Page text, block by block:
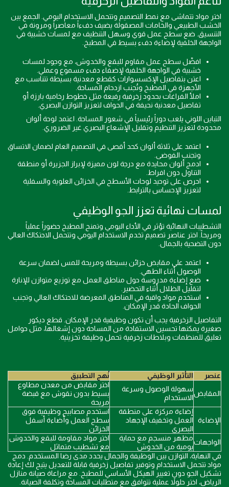
اختر مواد تتماشى مع نمط التصميم وتتحمل الاستخدام اليومي. الجمع بين
الخشب الطبيعي والخامات المصقولة يضيف دفءاً معاصراً ومرونة في
التنسيق. ضع سطح عمل قوي وسهل التنظيف مع لمسات خشبية في
الواجهة الخلفية لإضاءة دفء بسيط في المطبخ.
افضّل سطح عمل مقاوم للبقع والخدوش، مع وجود لمسات
خشبية في الواجهة الخلفية لإضفاء دفء مسموع وعملي.
اعتن بتفاصيل الإكسسوارات كقطع معدنية بسيطة تتناسب مع
الأجهزة في المطبخ وتُجنب ازدحام المساحة.
املأ الفراغات بحدود زخرفية رفيعة مثل خطوط رخامية بارزة أو
تفاصيل معدنية نحيفة في الحواف لتعزيز التوازن البصري.
التباين اللوني يلعب دوراً رئيسياً في شعور المساحة. اعتمد لوحة ألوان
محدودة لتعزيز التنظيم وتقليل الإشعاع البصري غير الضروري.
اعتمد على ثلاثة ألوان كحد أقصى في التصميم العام لضمان الاتساق
وتجنب الفوضى.
ادمج ألوان محايدة مع درجة لون مميزة لإبراز الجزيرة أو منطقة
التناول دون افراط.
احرص على توحيد لوحات الأسطح في الخزائن العلوية والسفلية
لتعزيز الإحساس بالترابط.
لمسات نهائية تعزز الجو الوظيفي
التشطيبات النهائية تؤثر في الأداء اليومي وتمنح المطبخ حضوراً عملياً
ومريحاً. اختر عناصر تصميم تخدم الاستخدام اليومي وتتحمل الاحتكاك العالي
دون التضحية بالجمال.
اعتمد على مقابض خزائن بسيطة ومريحة للمس لضمان سرعة
الوصول أثناء الطهي.
ضع إضاءة مدروسة حول مناطق العمل مع توزيع متوازن للإنارة
لتقليل الظلال أثناء التحضير.
استخدم مواد واقية في المناطق المعرضة للاحتكاك العالي وتجنب
الحواف الحادة قدر الإمكان.
التفاصيل الزخرفية يجب أن تكون وظيفية قدر الإمكان. قطع ديكور
صغيرة يمكنها تحسين الاستفادة من المساحة دون إشغالها، مثل حوامل
تعليق للمنظمات وبلاطات زخرفية تحمل وظيفة تخزينية.
عنصر التأثير الوظيفي نُهج التطبيق
المقابض
سهولة الوصول وسرعة
الاستخدام
اختر مقابض من معدن مطاوع
بسيط بدون نقوش مع قبضة
مريحة
الإضاءة
إضاءة مركزة على منطقة
العمل وتخفيف الإجهاد
البصري
استخدم مصابيح وظيفية فوق
سطح العمل وأضاءة أسفل
الخزائن
الواجهاتمظهر منسجم مع حماية
يومية من الخدوش
اختر مواد مقاومة للبقع والخدوش
مع تشطيب متماثل
في النهاية، التوازن بين الوظيفة والجمال يحدد مدى رضا المستخدم. دمج
مواد تتحمل الاستخدام وتوفير تفاصيل زخرفية قابلة للتعديل يتيح لك إعادة
تشكيل الجو دون تغيير الهيكل الأساسي للمطبخ. مع مراعاة صيانة منازل
الرياض، اختر حلولاً عملية تتوافق مع متطلبات المساحة وتكلفة الصيانة.